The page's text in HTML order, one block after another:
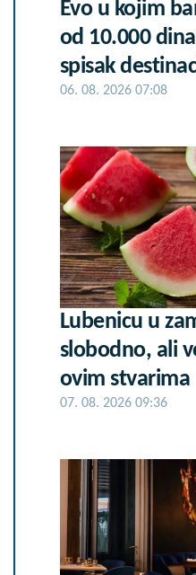
Evo u kojim
od 10.000
spisak
06. 08. 2026 07:08
Lubenicu u
slobodno, ali
ovim stvarima
07. 08. 2026 09:36